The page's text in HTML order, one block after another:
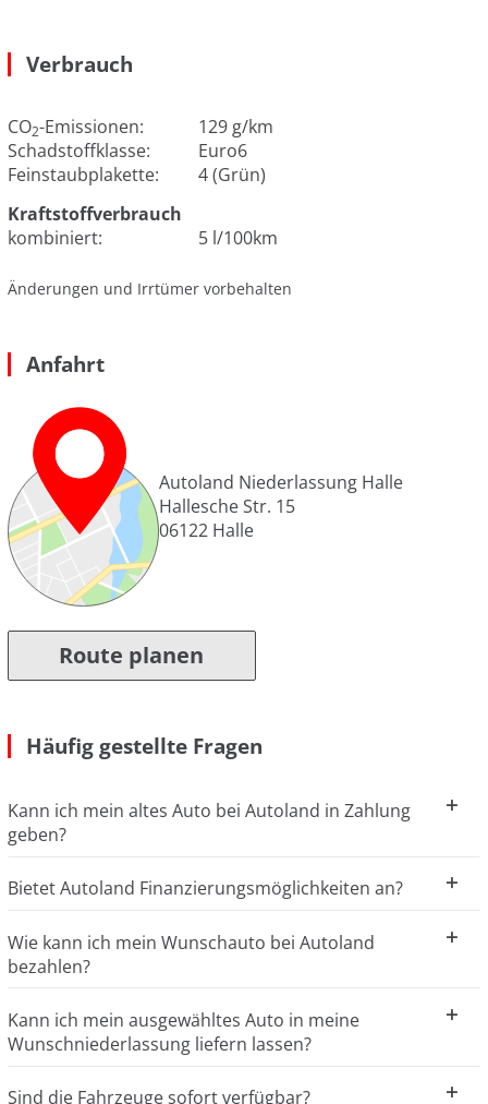
Verbrauch
CO2-Emissionen:
129 g/km
Schadstoffklasse:
Euro6
Feinstaubplakette:
4 (Grün)
Kraftstoffverbrauch
kombiniert:
5 l/100km
Änderungen und Irrtümer vorbehalten
Anfahrt
Autoland Niederlassung Halle
Hallesche Str. 15
06122 Halle
Route planen
Häufig gestellte Fragen
Kann ich mein altes Auto bei Autoland in Zahlung
geben?
Bietet Autoland Finanzierungsmöglichkeiten an?
Wie kann ich mein Wunschauto bei Autoland
bezahlen?
Kann ich mein ausgewähltes Auto in meine
Wunschniederlassung liefern lassen?
Sind die Fahrzeuge sofort verfügbar?